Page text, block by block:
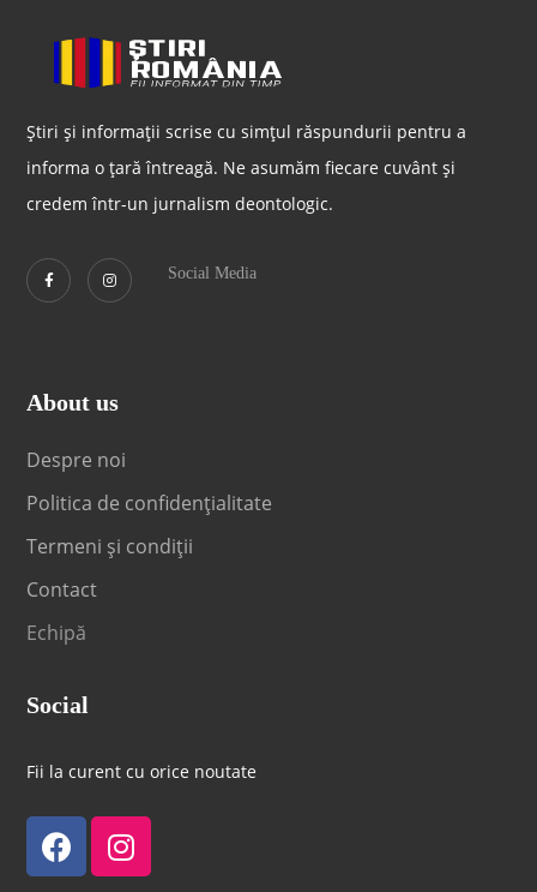
Știri și informații scrise cu simțul răspundurii pentru a
informa o țară întreagă. Ne asumăm fiecare cuvânt și
credem într-un jurnalism deontologic.
Social Media
About us
Despre noi
Politica de confidențialitate
Termeni și condiții
Contact
Echipă
Social
Fii la curent cu orice noutate